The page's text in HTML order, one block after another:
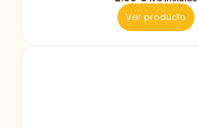
Ver producto